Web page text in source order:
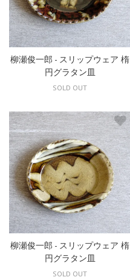
柳瀬俊一郎 - スリップウェア 楕
円グラタン皿
SOLD OUT
柳瀬俊一郎 - スリップウェア 楕
円グラタン皿
SOLD OUT